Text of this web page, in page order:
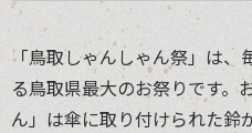
「鳥取しゃんしゃん祭」は、
る鳥取県最大のお祭りです。
ん」は傘に取り付けられた鈴